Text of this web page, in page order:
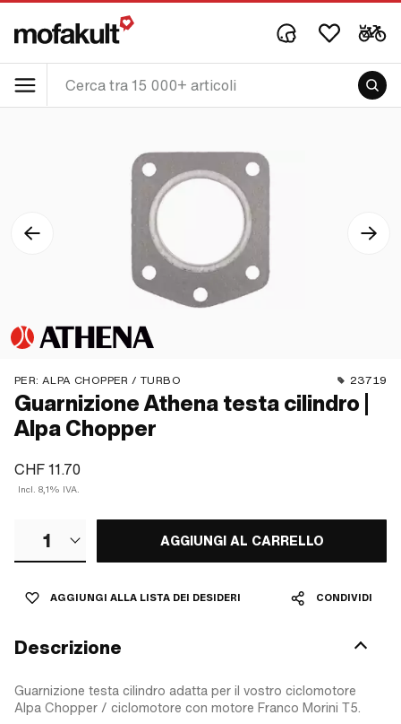
PER: ALPA CHOPPER / TURBO 23719
Guarnizione Athena testa cilindro |
Alpa Chopper
CHF 11.70
Incl. 8,1% IVA.
1 AGGIUNGI AL CARRELLO
AGGIUNGI ALLA LISTA DEI DESIDERI CONDIVIDI
Descrizione
Guarnizione testa cilindro adatta per il vostro ciclomotore
Alpa Chopper / ciclomotore con motore Franco Morini T5.